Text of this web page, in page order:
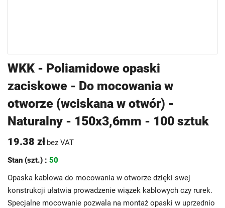
WKK - Poliamidowe opaski
zaciskowe - Do mocowania w
otworze (wciskana w otwór) -
Naturalny - 150x3,6mm - 100 sztuk
19.38 zł bez VAT
Stan (szt.) : 50
Opaska kablowa do mocowania w otworze dzięki swej
konstrukcji ułatwia prowadzenie wiązek kablowych czy rurek.
Specjalne mocowanie pozwala na montaż opaski w uprzednio
na
początek
galerii